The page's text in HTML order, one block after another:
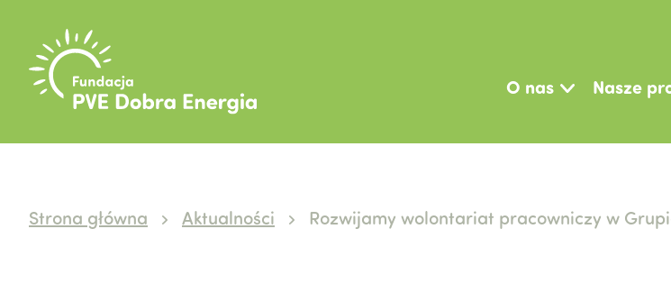
O nas
Nasze
Strona główna Aktualności Rozwijamy wolontariat pracowniczy w